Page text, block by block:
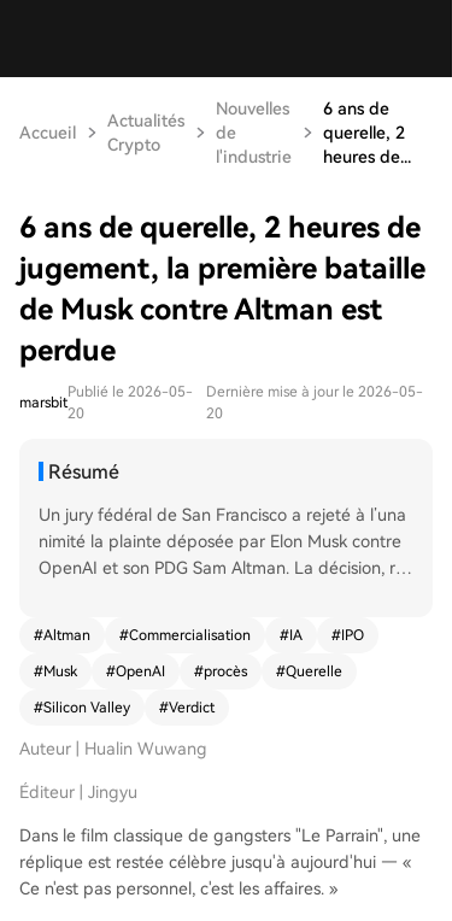
Accueil
Actualités
Crypto
Nouvelles
de
l'industrie
6 ans de
querelle, 2
heures de...
6 ans de querelle, 2 heures de
jugement, la première bataille
de Musk contre Altman est
perdue
marsbit
Publié le 2026-05-
20
Dernière mise à jour le 2026-05-
20
Résumé
Un jury fédéral de San Francisco a rejeté à l’una
nimité la plainte déposée par Elon Musk contre
OpenAI et son PDG Sam Altman. La décision, re
prévu par la loi californienne. Les juges ont esti
mé que Musk avait attendu trop longtemps pou
r intenter une action en justice, les événements c
nt l’investissement de Microsoft) ayant eu lieu au
tour de 2019, tandis que la plainte n’a été dépo
sée qu’en 2024. La plainte de Musk accusait Op
enAI d’avoir trahi sa mission à but non lucratif ini
tiale en se transformant en une entité commerci
ale lucrative. Cependant, le tribunal n’a pas exa
#Altman #Commercialisation #IA #IPO
#Musk #OpenAI #procès #Querelle
#Silicon Valley #Verdict
Auteur | Hualin Wuwang
Éditeur | Jingyu
Dans le film classique de gangsters "Le Parrain", une
réplique est restée célèbre jusqu'à aujourd'hui — «
Ce n'est pas personnel, c'est les affaires. »